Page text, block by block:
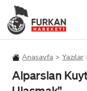
Anasayfa Yazılar
Alparslan